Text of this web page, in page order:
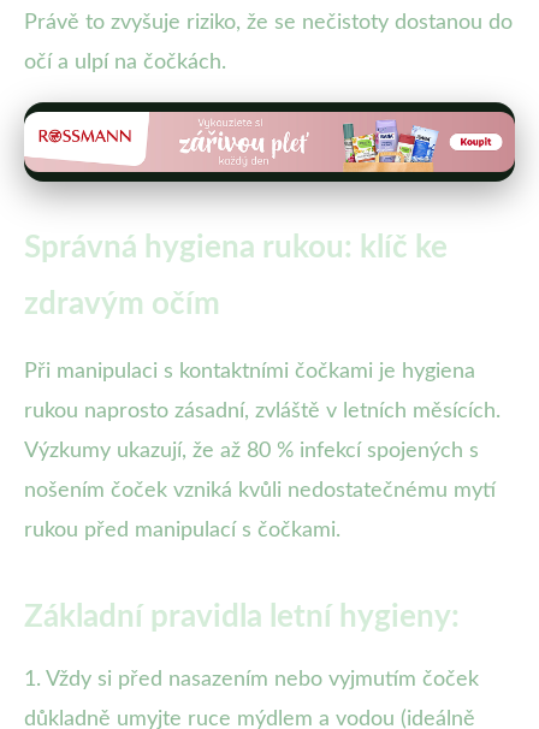
Právě to zvyšuje riziko, že se nečistoty dostanou do
očí a ulpí na čočkách.
Správná hygiena rukou: klíč ke
zdravým očím
Při manipulaci s kontaktními čočkami je hygiena
rukou naprosto zásadní, zvláště v letních měsících.
Výzkumy ukazují, že až 80 % infekcí spojených s
nošením čoček vzniká kvůli nedostatečnému mytí
rukou před manipulací s čočkami.
Základní pravidla letní hygieny:
1. Vždy si před nasazením nebo vyjmutím čoček
důkladně umyjte ruce mýdlem a vodou (ideálně